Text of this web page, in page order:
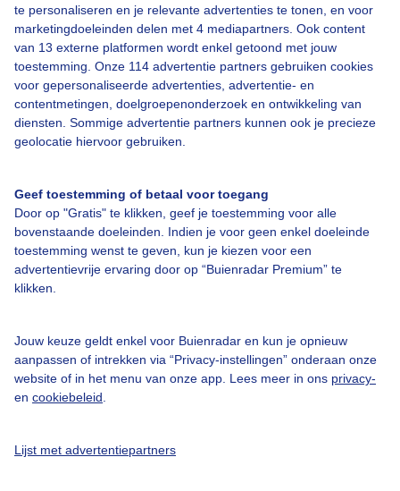
te personaliseren en je relevante advertenties te tonen, en voor
marketingdoeleinden delen met 4 mediapartners. Ook content
van 13 externe platformen wordt enkel getoond met jouw
toestemming. Onze 114 advertentie partners gebruiken cookies
voor gepersonaliseerde advertenties, advertentie- en
contentmetingen, doelgroepenonderzoek en ontwikkeling van
diensten. Sommige advertentie partners kunnen ook je precieze
geolocatie hiervoor gebruiken.
Geef toestemming of betaal voor toegang
Door op "Gratis" te klikken, geef je toestemming voor alle
bovenstaande doeleinden. Indien je voor geen enkel doeleinde
toestemming wenst te geven, kun je kiezen voor een
advertentievrije ervaring door op “Buienradar Premium” te
klikken.
Jouw keuze geldt enkel voor Buienradar en kun je opnieuw
aanpassen of intrekken via “Privacy-instellingen” onderaan onze
website of in het menu van onze app. Lees meer in ons privacy-
en cookiebeleid
Lijst met advertentiepartners
Over Buienradar
Bedrijfsgegevens
Veelgestelde vragen
Toegankelijkheid
Gebruikersvoorwaarden
Adverteren
Buienradar Team
Cookie beleid
Privacy instellingen
Gratis weerdata
@BuienradarNL